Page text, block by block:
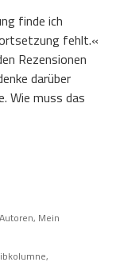
finde ich
fehlt.«
Rezensionen
darüber
Wie muss das
, Mein
,